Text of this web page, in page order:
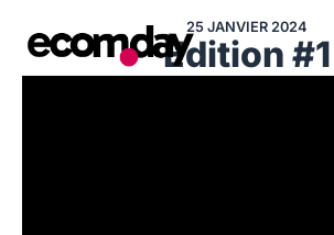
25 JANVIER 2024
Edition #1